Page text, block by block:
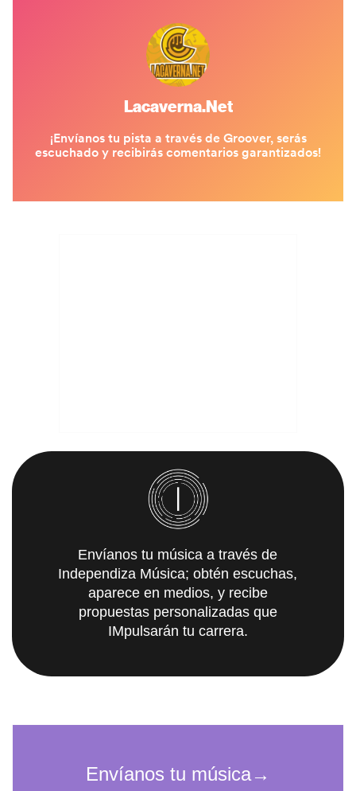
Envíanos tu música a través de
Independiza Música; obtén escuchas,
aparece en medios, y recibe
propuestas personalizadas que
IMpulsarán tu carrera.